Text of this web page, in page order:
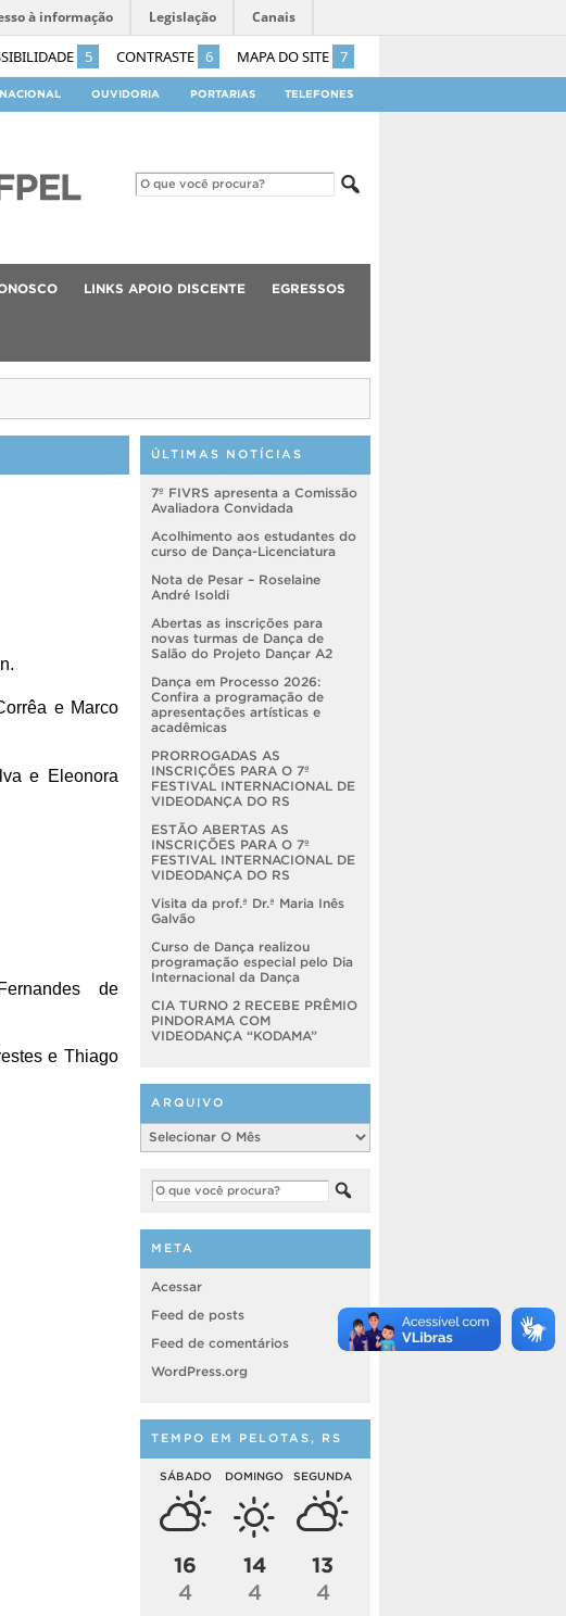
5 CONTRASTE 6 MAPA DO SITE 7
à informação Legislação Canais
OUVIDORIA PORTARIAS TELEFONES
LINKS APOIO DISCENTE EGRESSOS
e Marco
e Eleonora
de
e Thiago
ÚLTIMAS NOTÍCIAS
7º FIVRS apresenta a Comissão
Avaliadora Convidada
Acolhimento aos estudantes do
curso de Dança-Licenciatura
Nota de Pesar – Roselaine
André Isoldi
Abertas as inscrições para
novas turmas de Dança de
Salão do Projeto Dançar A2
Dança em Processo 2026:
Confira a programação de
apresentações artísticas e
acadêmicas
PRORROGADAS AS
INSCRIÇÕES PARA O 7º
FESTIVAL INTERNACIONAL DE
VIDEODANÇA DO RS
ESTÃO ABERTAS AS
INSCRIÇÕES PARA O 7º
FESTIVAL INTERNACIONAL DE
VIDEODANÇA DO RS
Visita da prof.ª Dr.ª Maria Inês
Galvão
Curso de Dança realizou
programação especial pelo Dia
Internacional da Dança
CIA TURNO 2 RECEBE PRÊMIO
PINDORAMA COM
VIDEODANÇA “KODAMA”
ARQUIVO
Arquivo
META
Acessar
Feed de posts
Feed de comentários
WordPress.org
TEMPO EM PELOTAS, RS
SÁBADO
16
4
DOMINGO
14
4
SEGUNDA
13
4